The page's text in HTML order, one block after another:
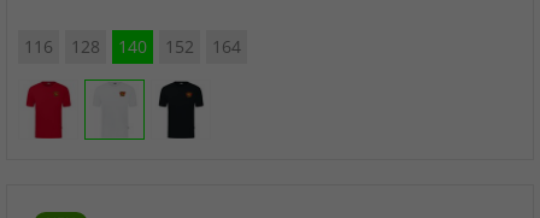
116 128 140 152 164